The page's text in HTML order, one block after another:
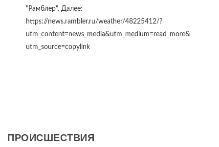
"Рамблер". Далее:
https://news.rambler.ru/weather/48225412/?
utm_content=news_media&utm_medium=read_more&
utm_source=copylink
ПРОИСШЕСТВИЯ